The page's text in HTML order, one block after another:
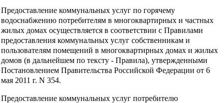
Предоставление коммунальных услуг по горячему
водоснабжению потребителям в многоквартирных и частных
жилых домах осуществляется в соответствии с Правилами
предоставления коммунальных услуг собственникам и
пользователям помещений в многоквартирных домах и жилых
домов (в дальнейшем по тексту - Правила), утвержденными
Постановлением Правительства Российской Федерации от 6
мая 2011 г. N 354.
Предоставление коммунальных услуг потребителю